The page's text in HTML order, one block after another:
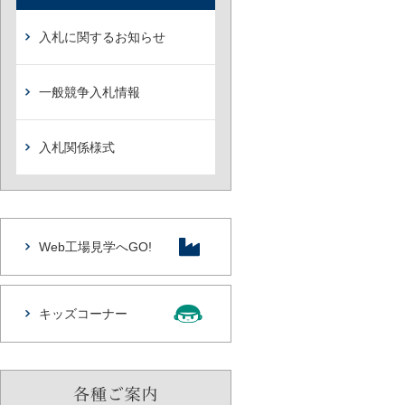
入札に関するお知らせ
一般競争入札情報
入札関係様式
Web工場見学へGO!
キッズコーナー